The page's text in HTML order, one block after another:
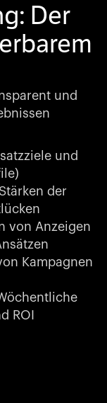
Der
und
und
der
von Anzeigen
Kampagnen
ROI